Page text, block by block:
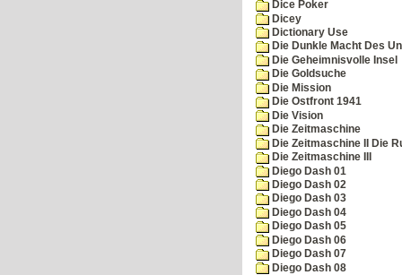
Dice Poker
Dicey
Dictionary Use
Die Dunkle Macht Des
Die Geheimnisvolle Insel
Die Goldsuche
Die Mission
Die Ostfront 1941
Die Vision
Die Zeitmaschine
Die Zeitmaschine II Die
Die Zeitmaschine III
Diego Dash 01
Diego Dash 02
Diego Dash 03
Diego Dash 04
Diego Dash 05
Diego Dash 06
Diego Dash 07
Diego Dash 08